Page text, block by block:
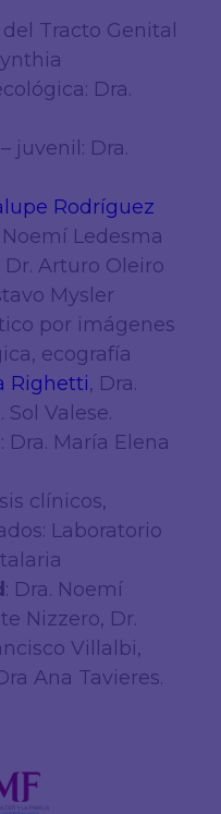
Tracto Genital
Dra.
juvenil: Dra.
Rodríguez
Ledesma
Arturo Oleiro
Mysler
por imágenes
ecografía
Righetti, Dra.
Sol Valese.
María Elena
clínicos,
Laboratorio
: Dra. Noemí
Nizzero, Dr.
Villalbi,
Ana Tavieres.